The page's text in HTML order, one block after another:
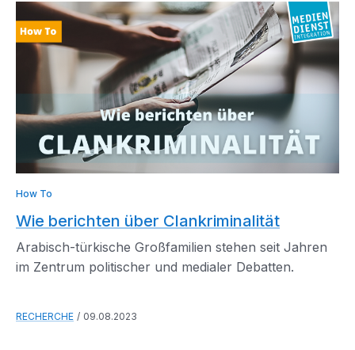
How To
Wie berichten über Clankriminalität
Arabisch-türkische Großfamilien stehen seit Jahren
im Zentrum politischer und medialer Debatten.
RECHERCHE 09.08.2023